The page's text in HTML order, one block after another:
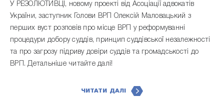
У РЕЗОЛЮТИВЦІ, новому проекті від Асоціації адвокатів
України, заступник Голови ВРП Олексій Маловацький з
перших вуст розповів про місце ВРП у реформуванні
процедури добору суддів, принцип суддівської незалежності
та про загрозу підриву довіри суддів та громадськості до
ВРП. Детальніше читайте далі!
ЧИТАТИ ДАЛІ